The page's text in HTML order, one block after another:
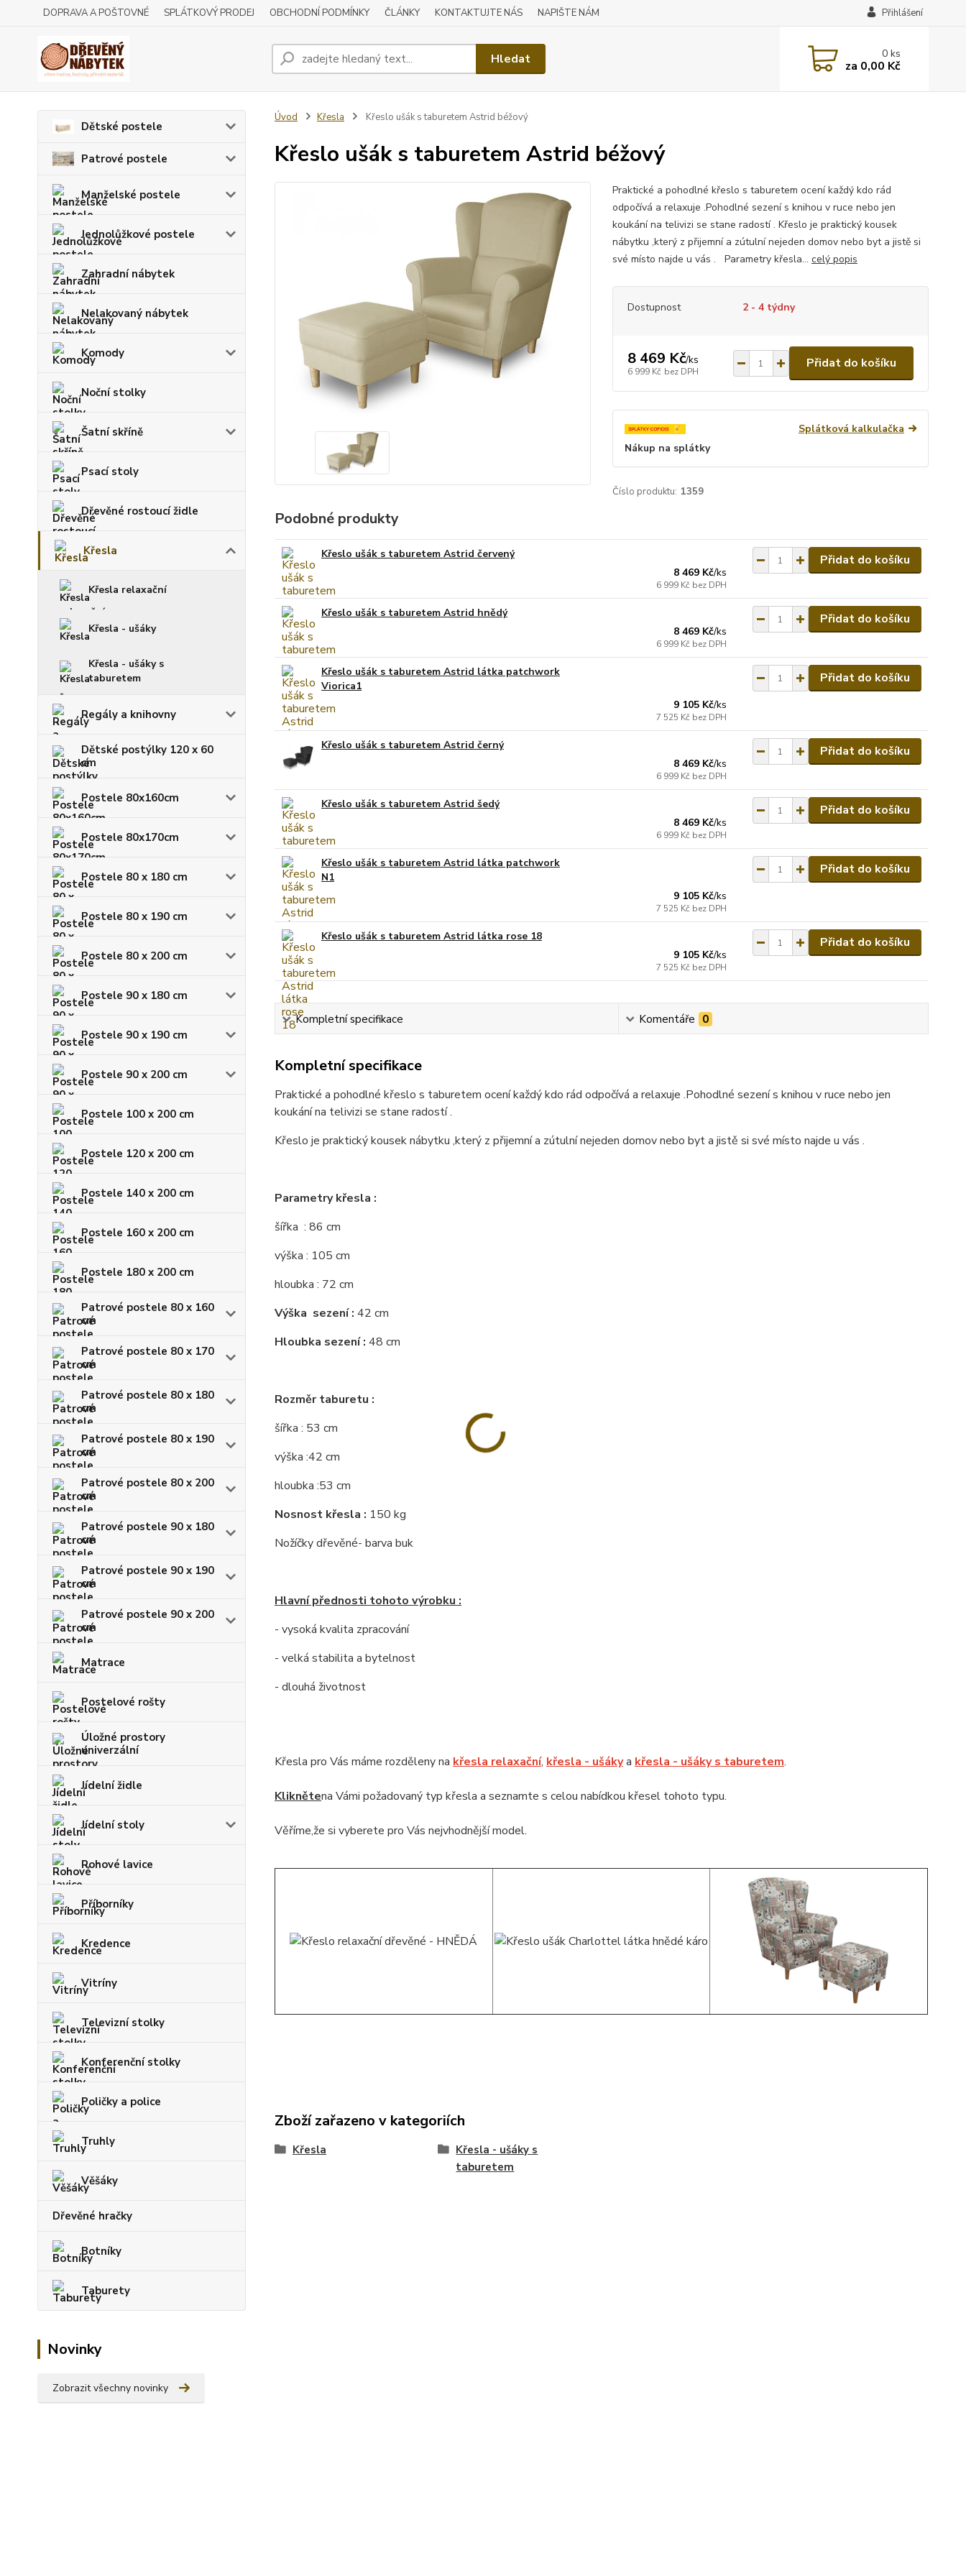
DOPRAVA A POŠTOVNÉ SPLÁTKOVÝ PRODEJ OBCHODNÍ PODMÍNKY ČLÁNKY KONTAKTUJTE NÁS NAPIŠTE NÁM Přihlášení
Hledat 0ks
za 0,00 Kč
Dětské postele
Patrové postele
Manželské postele
Jednolůžkové postele
Zahradní nábytek
Nelakovaný nábytek
Komody
Noční stolky
Šatní skříně
Psací stoly
Dřevěné rostoucí židle
Křesla
Křesla relaxační
Křesla - ušáky
Křesla - ušáky s
taburetem
Regály a knihovny
Dětské postýlky 120 x 60
cm
Postele 80x160cm
Postele 80x170cm
Postele 80 x 180 cm
Postele 80 x 190 cm
Postele 80 x 200 cm
Postele 90 x 180 cm
Postele 90 x 190 cm
Postele 90 x 200 cm
Postele 100 x 200 cm
Postele 120 x 200 cm
Postele 140 x 200 cm
Postele 160 x 200 cm
Postele 180 x 200 cm
Patrové postele 80 x 160
cm
Patrové postele 80 x 170
cm
Patrové postele 80 x 180
cm
Patrové postele 80 x 190
cm
Patrové postele 80 x 200
cm
Patrové postele 90 x 180
cm
Patrové postele 90 x 190
cm
Patrové postele 90 x 200
cm
Matrace
Postelové rošty
Úložné prostory
univerzální
Jídelní židle
Jídelní stoly
Rohové lavice
Příborníky
Kredence
Vitríny
Televizní stolky
Konferenční stolky
Poličky a police
Truhly
Věšáky
Dřevěné hračky
Botníky
Taburety
Novinky
Zobrazit všechny novinky
Úvod Křesla Křeslo ušák s taburetem Astrid béžový
Křeslo ušák s taburetem Astrid béžový
Praktické a pohodlné křeslo s taburetem ocení každý kdo rád
odpočívá a relaxuje .Pohodlné sezení s knihou v ruce nebo jen
koukání na telivizi se stane radostí . Křeslo je praktický kousek
nábytku ,který z přijemní a zútulní nejeden domov nebo byt a jistě si
své místo najde u vás . Parametry křesla... celý popis
Dostupnost 2 - 4 týdny
8 469 Kč/ks
6 999 Kč bez DPH
Přidat do košíku
Splátková kalkulačka
Nákup na splátky
Číslo produktu: 1359
Podobné produkty
Křeslo ušák s taburetem Astrid červený
8 469 Kč/ks
6 999 Kč bez DPH
Přidat do košíku
Křeslo ušák s taburetem Astrid hnědý
8 469 Kč/ks
6 999 Kč bez DPH
Přidat do košíku
Křeslo ušák s taburetem Astrid látka patchwork
Viorica1
9 105 Kč/ks
7 525 Kč bez DPH
Přidat do košíku
Křeslo ušák s taburetem Astrid černý
8 469 Kč/ks
6 999 Kč bez DPH
Přidat do košíku
Křeslo ušák s taburetem Astrid šedý
8 469 Kč/ks
6 999 Kč bez DPH
Přidat do košíku
Křeslo ušák s taburetem Astrid látka patchwork
N1
9 105 Kč/ks
7 525 Kč bez DPH
Přidat do košíku
Křeslo ušák s taburetem Astrid látka rose 18
9 105 Kč/ks
7 525 Kč bez DPH
Přidat do košíku
Kompletní specifikace Komentáře 0
Kompletní specifikace
Praktické a pohodlné křeslo s taburetem ocení každý kdo rád odpočívá a relaxuje .Pohodlné sezení s knihou v ruce nebo jen
koukání na telivizi se stane radostí .
Křeslo je praktický kousek nábytku ,který z přijemní a zútulní nejeden domov nebo byt a jistě si své místo najde u vás .
Parametry křesla :
šířka : 86 cm
výška : 105 cm
hloubka : 72 cm
Výška sezení : 42 cm
Hloubka sezení : 48 cm
Rozměr taburetu :
šířka : 53 cm
výška :42 cm
hloubka :53 cm
Nosnost křesla : 150 kg
Nožíčky dřevěné- barva buk
Hlavní přednosti tohoto výrobku :
- vysoká kvalita zpracování
- velká stabilita a bytelnost
- dlouhá životnost
Křesla pro Vás máme rozděleny na křesla relaxační, křesla - ušákya křesla - ušáky s taburetem.
Kliknětena Vámi požadovaný typ křesla a seznamte s celou nabídkou křesel tohoto typu.
Věříme,že si vyberete pro Vás nejvhodnější model.
Zboží zařazeno v kategoriích
Křesla
Křesla - ušáky s
taburetem